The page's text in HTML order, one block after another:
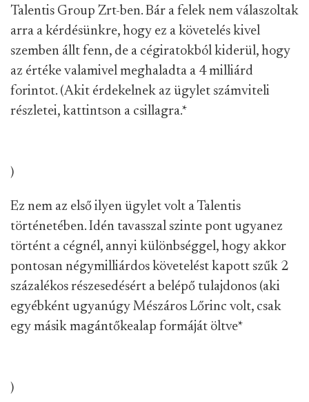
Talentis Group Zrt-ben. Bár a felek nem válaszoltak
arra a kérdésünkre, hogy ez a követelés kivel
szemben állt fenn, de a cégiratokból kiderül, hogy
az értéke valamivel meghaladta a 4 milliárd
forintot. (Akit érdekelnek az ügylet számviteli
részletei, kattintson a csillagra.*
)
Ez nem az első ilyen ügylet volt a Talentis
történetében. Idén tavasszal szinte pont ugyanez
történt a cégnél, annyi különbséggel, hogy akkor
pontosan négymilliárdos követelést kapott szűk 2
százalékos részesedésért a belépő tulajdonos (aki
egyébként ugyanúgy Mészáros Lőrinc volt, csak
egy másik magántőkealap formáját öltve*
)